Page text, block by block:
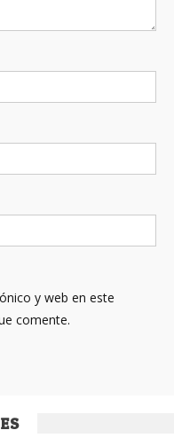
y web en este
comente.